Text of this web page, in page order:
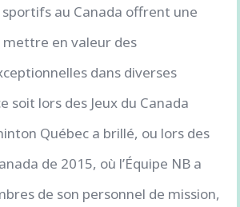
au Canada offrent une
en valeur des
dans diverses
soit lors des Jeux du Canada
Québec a brillé, ou lors des
de 2015, où l’Équipe NB a
de son personnel de mission,